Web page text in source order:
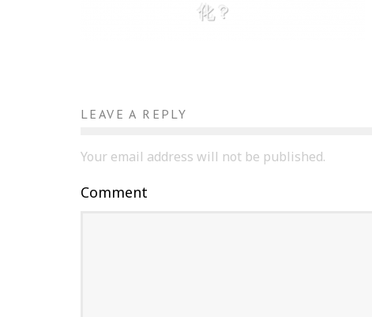
化？
LEAVE A REPLY
Your email address will not be published.
Comment